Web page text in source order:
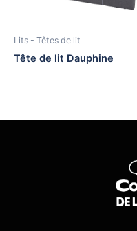
Lits - Têtes de lit
Tête de lit Dauphine